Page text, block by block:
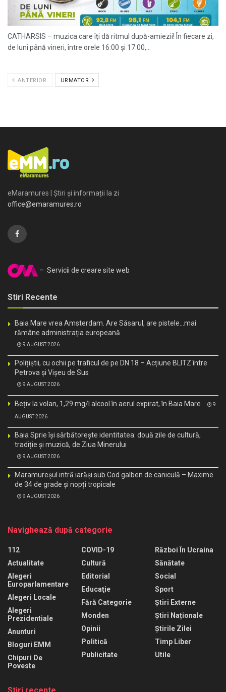
CATHARSIS – muzica care îți dă ritmul după-amiezii! În fiecare zi,
de luni până vineri, între orele 16:00 și 17:00,...
ANTERIOR URMATOR
eMaramures | Știri și informații la zi
office@emaramures.ro
– Servicii de creare site web
Stiri Recente
Baia Mare vrea Amsterdam. Are Săsarul, are pistele…mai
rămâne administrația europeană
9 AUGUST 2026
Polițiștii, cu ochii pe traficul de pe DN 18 – Acțiune BLITZ între
Petrova și Vișeu de Sus
9 AUGUST 2026
Bețiv la volan, 1,29 mg/l alcool în aerul expirat, în Baia Mare 9
AUGUST 2026
Baia Sprie își sărbătorește identitatea: două zile de cultură,
tradiție și muzică, de Ziua Minerului
9 AUGUST 2026
Maramureșul intră iarăși sub Cod galben de caniculă – Maxime
de 34 de grade și nopți tropicale
9 AUGUST 2026
Navighează după categorie
112
Actualitate
Alegeri
Europarlamentare
Alegeri Locale
Alegeri
Prezidentiale
Anunturi
Bloguri EMM
Chipuri De
Poveste
COVID-19
Cultură
Editorial
Educaţie
Fără Categorie
Monden
Opinii
Politică
Publicitate
Război În Ucraina
Sănătate
Social
Sport
Știri Externe
Știri Naționale
Știrile Zilei
Timp Liber
Utile